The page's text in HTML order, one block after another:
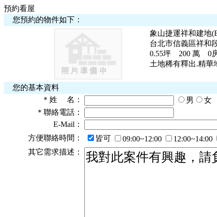
預約看屋
您預約的物件如下：
象山捷運祥和建地
台北市信義區祥和
0.55坪 200 萬 0
土地稀有釋出.精華
您的基本資料
＊ 姓 名： 男
女
＊ 聯絡電話：
E-Mail：
方便聯絡時間：
皆可 09:00~12:00
12:00~14:00
其它需求描述：